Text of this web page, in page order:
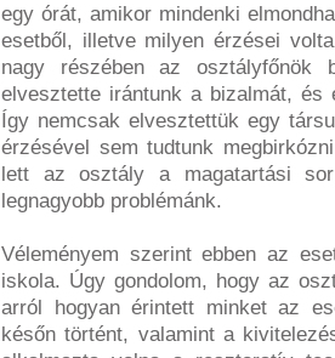
egy órát, amikor mindenki
esetből, illetve milyen érzései
nagy részében az
elvesztette irántunk a bizalmát,
Így nemcsak elvesztettük egy
érzésével sem tudtunk
lett az osztály a magatartási
legnagyobb problémánk.
Véleményem szerint ebben az
iskola. Úgy gondolom, hogy az
arról hogyan érintett minket az
későn történt, valamint a